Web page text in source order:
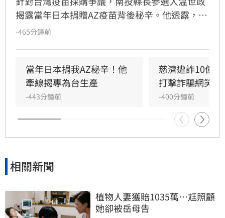
揭露當年日本捐贈AZ疫苗背後秘辛。他透露，這
批疫苗源於他透過牛津大學人脈牽線，請廠商專
台灣的策略。此內幕曝光後，引起政壇熱議，民
進黨議員卓冠廷與王浩宇感嘆，當時台灣四處奔
走爭取疫苗，外界卻誤解為日本贈送剩餘庫存，
如今真相大白，證明這是一場充滿艱辛的防疫外
交，更顯示出台日友好情誼背後的努力與不易。
-465分鐘前
當年日本捐我AZ秘辛！他
牽線揭專為台生產
-443分鐘前
慈濟遭詐10億
打擊詐騙網笑翻
-400分鐘前
相關新聞
植物人妻獲賠1035萬…尪照顧
她卻被岳母告